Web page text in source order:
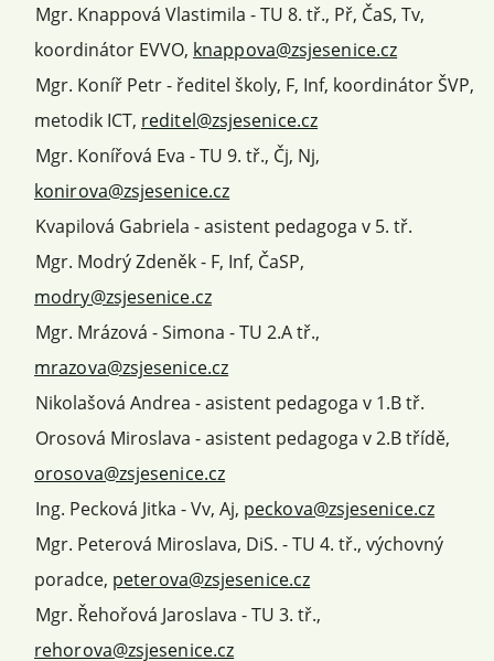
Mgr. Knappová Vlastimila - TU 8. tř., Př, ČaS, Tv,
koordinátor EVVO, knappova@zsjesenice.cz
Mgr. Koníř Petr - ředitel školy, F, Inf, koordinátor ŠVP,
metodik ICT, reditel@zsjesenice.cz
Mgr. Konířová Eva - TU 9. tř., Čj, Nj,
konirova@zsjesenice.cz
Kvapilová Gabriela - asistent pedagoga v 5. tř.
Mgr. Modrý Zdeněk - F, Inf, ČaSP,
modry@zsjesenice.cz
Mgr. Mrázová - Simona - TU 2.A tř.,
mrazova@zsjesenice.cz
Nikolašová Andrea - asistent pedagoga v 1.B tř.
Orosová Miroslava - asistent pedagoga v 2.B třídě,
orosova@zsjesenice.cz
Ing. Pecková Jitka - Vv, Aj, peckova@zsjesenice.cz
Mgr. Peterová Miroslava, DiS. - TU 4. tř., výchovný
poradce, peterova@zsjesenice.cz
Mgr. Řehořová Jaroslava - TU 3. tř.,
rehorova@zsjesenice.cz